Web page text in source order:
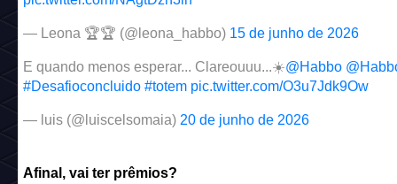
— Leona 🏆🏆 (@leona_habbo) 15 de junho de 2026
E quando menos esperar... Clareouuu...☀️@Habbo
#Desafioconcluido #totem pic.twitter.com/O3u7Jdk9Ow
— luis (@luiscelsomaia) 20 de junho de 2026
Afinal, vai ter prêmios?